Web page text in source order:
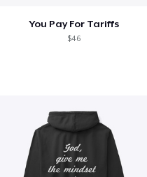
You Pay For Tariffs
$46